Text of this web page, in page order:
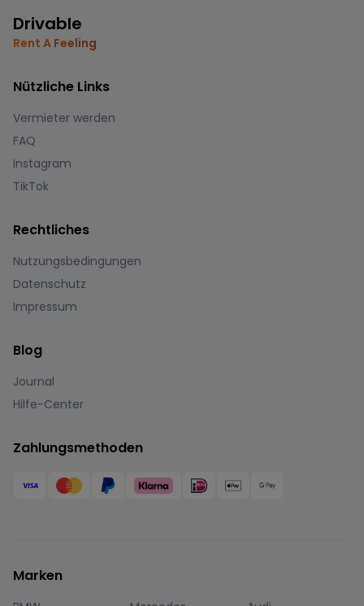
Drivable
Rent A Feeling
Nützliche Links
Vermieter werden
FAQ
Instagram
TikTok
Rechtliches
Nutzungsbedingungen
Datenschutz
Impressum
Blog
Journal
Hilfe-Center
Zahlungsmethoden
Marken